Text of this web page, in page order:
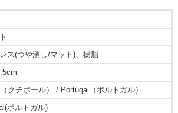
ス(つや消し/マット)、樹脂
クチポール） / Portugal（ポルトガル）
ポルトガル)